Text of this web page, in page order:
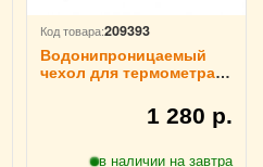
Код товара:209393
Водонипроницаемый
чехол для термометра
1 280 р.
в наличии на завтра